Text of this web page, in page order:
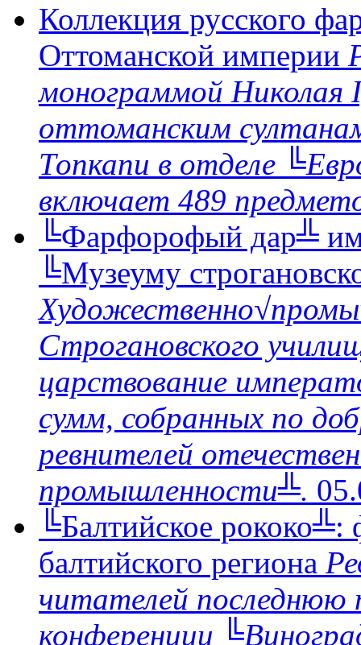
Коллекция русского
Oттоманской империи
монограммой Николая
оттоманским
Топкапи в отделе
включает 489
╚Фарфорофый дар╩
╚Музеуму
Строгановского
царствование
сумм, собранных по
ревнителей
промышленности╩.
╚Балтийское рококо╩:
балтийского региона
читателей последнюю
конференции